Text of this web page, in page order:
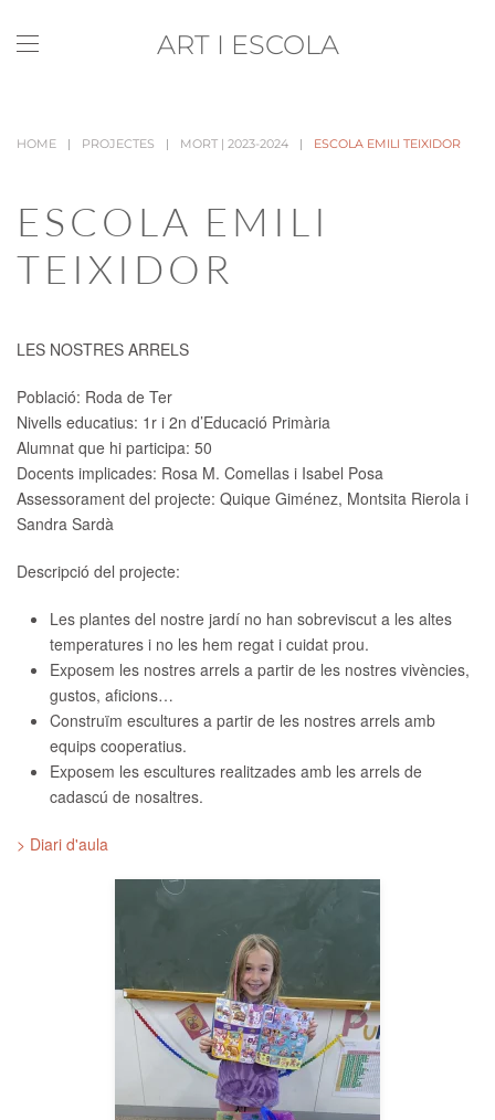
Skip to main content
ART I ESCOLA
HOME PROJECTES MORT | 2023-2024 ESCOLA EMILI TEIXIDOR
ESCOLA EMILI
TEIXIDOR
LES NOSTRES ARRELS
Població: Roda de Ter
Nivells educatius: 1r i 2n d’Educació Primària
Alumnat que hi participa: 50
Docents implicades: Rosa M. Comellas i Isabel Posa
Assessorament del projecte: Quique Giménez, Montsita Rierola i
Sandra Sardà
Descripció del projecte:
Les plantes del nostre jardí no han sobreviscut a les altes
temperatures i no les hem regat i cuidat prou.
Exposem les nostres arrels a partir de les nostres vivències,
gustos, aficions…
Construïm escultures a partir de les nostres arrels amb
equips cooperatius.
Exposem les escultures realitzades amb les arrels de
cadascú de nosaltres.
> Diari d'aula
__AMPLIAR__